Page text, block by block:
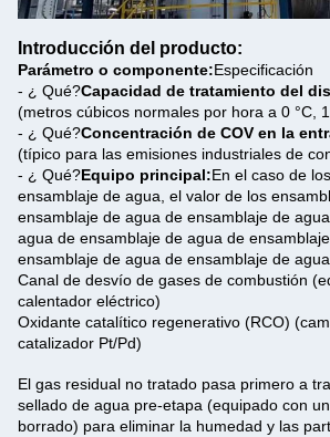
Introducción del producto:
Parámetro o componente:Especificación
- ¿ Qué?Capacidad de tratamiento del
(metros cúbicos normales por hora a 0 °C,
- ¿ Qué?Concentración de COV en la
(típico para las emisiones industriales de
- ¿ Qué?Equipo principal:En el caso de
ensamblaje de agua, el valor de los
ensamblaje de agua de ensamblaje de
agua de ensamblaje de agua de
ensamblaje de agua de ensamblaje de
Canal de desvío de gases de combustión
calentador eléctrico)
Oxidante catalítico regenerativo (RCO)
catalizador Pt/Pd)
El gas residual no tratado pasa primero a
sellado de agua pre-etapa (equipado con
borrado) para eliminar la humedad y las